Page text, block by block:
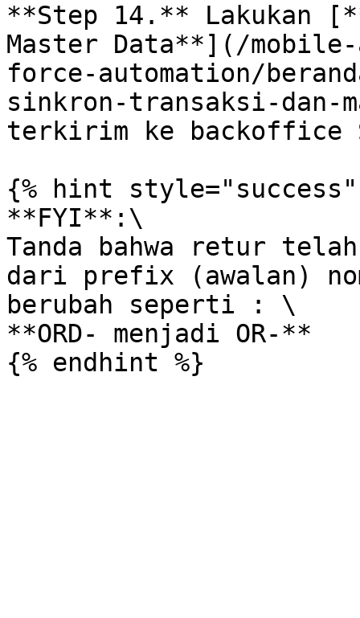
**Step 14.** Lakukan
Master Data**](/
force-automation/
sinkron-transaksi-dan-
terkirim ke backoffice
{% hint style="success"
**FYI**:\
Tanda bahwa retur
dari prefix (awalan)
berubah seperti : \
**ORD- menjadi OR-**